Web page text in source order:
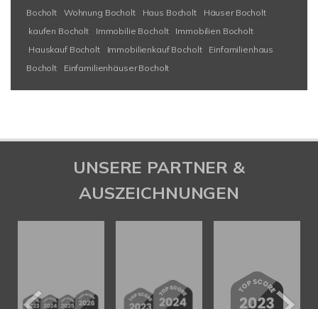
Bocholt
Wohnung Bocholt Haus Bocholt
Häuser Bocholt
kaufen Bocholt
Immobilie Bocholt
Immobilien Bocholt
Hauskauf Bocholt
Immobilienkauf Bocholt
Einfamilienhaus
Bocholt
Einfamilienhäuser Bocholt
UNSERE PARTNER &
AUSZEICHNUNGEN